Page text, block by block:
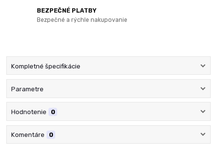
BEZPEČNÉ PLATBY
Bezpečné a rýchle nakupovanie
Kompletné špecifikácie
Parametre
Hodnotenie 0
Komentáre 0